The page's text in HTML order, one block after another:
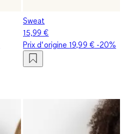
Sweat
15,99 €
Prix d‘origine19,99 €-20%